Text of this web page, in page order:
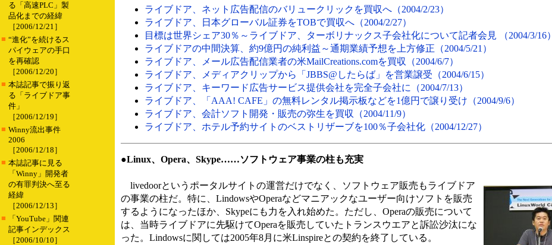
る「高速PLC」製
品化までの経緯
［2006/12/21］
■ “進化”を続けるス
パイウェアの手口
を再確認
［2006/12/20］
■ 本誌記事で振り返
る「ライブドア事
件」
［2006/12/19］
■ Winny流出事件
2006
［2006/12/18］
■ 本誌記事に見る
「Winny」開発者
の有罪判決へ至る
経緯
［2006/12/13］
■
「YouTube」関連
記事インデックス
［2006/10/10］
ライブドア、ネット広告配信のバリュークリックを買収へ（2004/2/23）
ライブドア、日本グローバル証券をTOBで買収へ（2004/2/27）
目標は世界シェア30％～ライブドア、ターボリナックス子会社化について記者会見 （2004/3/16）
ライブドアの中間決算、約9億円の純利益～通期業績予想を上方修正（2004/5/21）
ライブドア、メール広告配信業者の米MailCreations.comを買収（2004/6/7）
ライブドア、メディアクリップから「JBBS@したらば」を営業譲受（2004/6/15）
ライブドア、キーワード広告サービス提供会社を完全子会社に（2004/7/13）
ライブドア、「AAA! CAFE」の無料レンタル掲示板などを1億円で譲り受け（2004/9/6）
ライブドア、会計ソフト開発・販売の弥生を買収（2004/11/9）
ライブドア、ホテル予約サイトのベストリザーブを100％子会社化（2004/12/27）
●Linux、Opera、Skype……ソフトウェア事業の柱も充実
livedoorというポータルサイトの運営だけでなく、ソフトウェア販売もライブドア
の事業の柱だ。特に、LindowsやOperaなどマニアックなユーザー向けソフトを販売
するようになったほか、Skypeにも力を入れ始めた。ただし、Operaの販売について
は、当時ライブドアに先駆けてOperaを販売していたトランスウエアと訴訟沙汰にな
った。Lindowsに関しては2005年8月に米Linspireとの契約を終了している。